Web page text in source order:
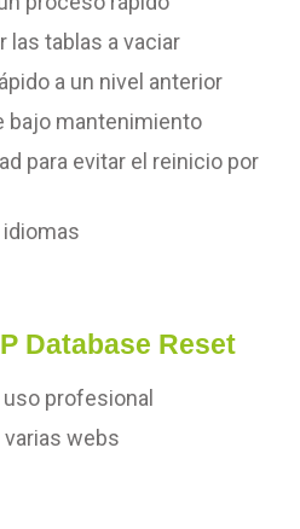
las tablas a vaciar
a un nivel anterior
bajo mantenimiento
para evitar el reinicio por
Database Reset
uso profesional
varias webs